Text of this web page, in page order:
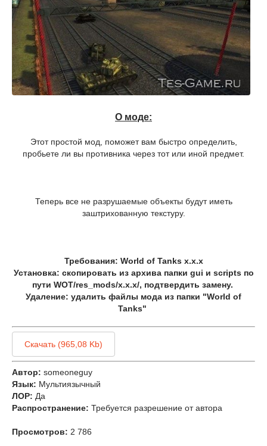
О моде:
Этот простой мод, поможет вам быстро определить,
пробьете ли вы противника через тот или иной предмет.
Теперь все не разрушаемые объекты будут иметь
заштрихованную текстуру.
Требования: World of Tanks x.x.x
Установка: скопировать из архива папки gui и scripts по
пути WOT/res_mods/x.x.x/, подтвердить замену.
Удаление: удалить файлы мода из папки "World of
Tanks"
Скачать (965,08 Kb)
Автор: someoneguy
Язык: Мультиязычный
ЛОР: Да
Распространение: Требуется разрешение от автора
Просмотров: 2 786